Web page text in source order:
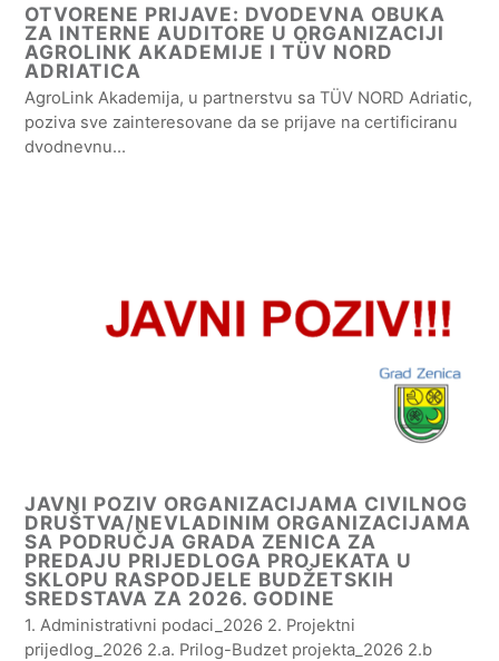
OTVORENE PRIJAVE: DVODEVNA OBUKA
ZA INTERNE AUDITORE U ORGANIZACIJI
AGROLINK AKADEMIJE I TÜV NORD
ADRIATICA
AgroLink Akademija, u partnerstvu sa TÜV NORD Adriatic,
poziva sve zainteresovane da se prijave na certificiranu
dvodnevnu…
JAVNI POZIV ORGANIZACIJAMA CIVILNOG
DRUŠTVA/NEVLADINIM ORGANIZACIJAMA
SA PODRUČJA GRADA ZENICA ZA
PREDAJU PRIJEDLOGA PROJEKATA U
SKLOPU RASPODJELE BUDŽETSKIH
SREDSTAVA ZA 2026. GODINE
1. Administrativni podaci_2026 2. Projektni
prijedlog_2026 2.a. Prilog-Budzet projekta_2026 2.b